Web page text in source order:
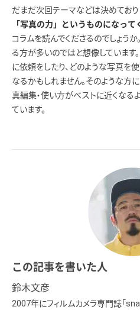
だまだ次回テーマなどは決めており
「写真の力」というものになって
コラムを読んでくださるのでしょう
る方が多いのではと想像しています
に依頼をしたり、どのような写真を
なるかもしれません。そのような方
真編集・使い方がベストに近くなる
ています。
この記事を書いた人
鈴木文彦
2007年にフィルムカメラ専門誌「